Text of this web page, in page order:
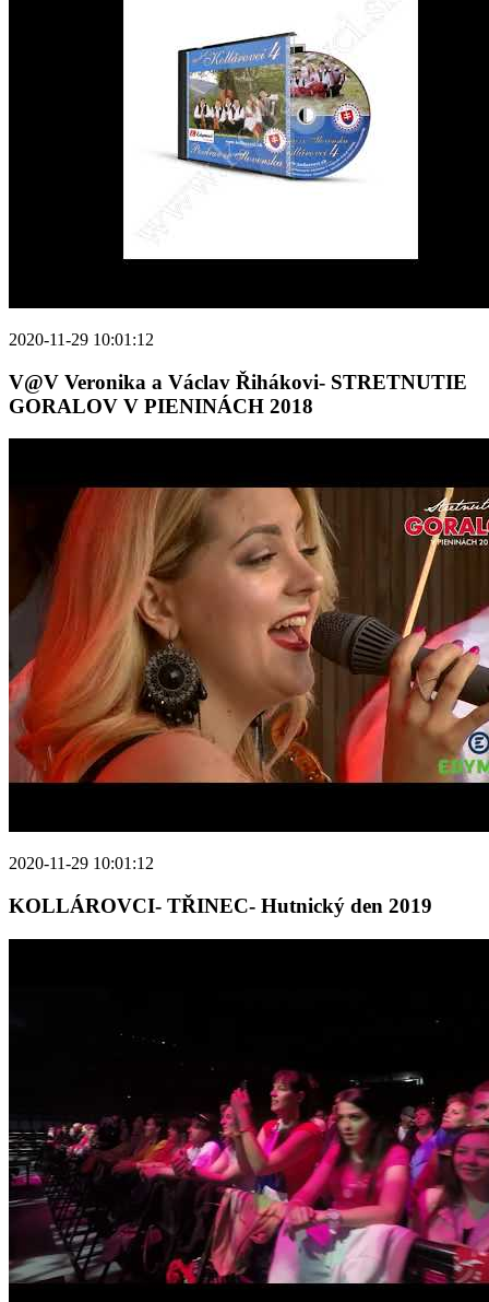
2020-11-29 10:01:12
V@V Veronika a Václav Řihákovi- STRETNUTIE
GORALOV V PIENINÁCH 2018
2020-11-29 10:01:12
KOLLÁROVCI- TŘINEC- Hutnický den 2019